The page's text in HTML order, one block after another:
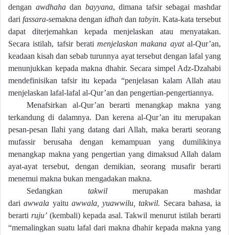
dengan awdhahadan bayyana, dimana tafsir sebagai mashdar
dari fassara-semakna dengan idhah dan tabyin. Kata-kata tersebut
dapat diterjemahkan kepada menjelaskan atau menyatakan.
Secara istilah, tafsir beratimenjelaskan makana ayatal-Qur’an,
keadaan kisah dan sebab turunnya ayat tersebut dengan lafal yang
menunjukkan kepada makna dhahir. Secara simpel Adz-Dzahabi
mendefinisikan tafsir itu kepada “penjelasan kalam Allah atau
menjelaskan lafal-lafal al-Qur’an dan pengertian-pengertiannya.
Menafsirkan al-Qur’an berarti menangkap makna yang
terkandung di dalamnya. Dan kerena al-Qur’an itu merupakan
pesan-pesan Ilahi yang datang dari Allah, maka berarti seorang
mufassir berusaha dengan kemampuan yang dumilikinya
menangkap makna yang pengertian yang dimaksud Allah dalam
ayat-ayat tersebut, dengan demikian, seorang musafir berarti
menemui makna bukan mengadakan makna.
Sedangkan takwilmerupakan mashdar
dariawwala yaitu awwala, yuawwilu, takwil. Secara bahasa, ia
berarti ruju’(kembali) kepada asal. Takwil menurut istilah berarti
“memalingkan suatu lafal dari makna dhahir kepada makna yang